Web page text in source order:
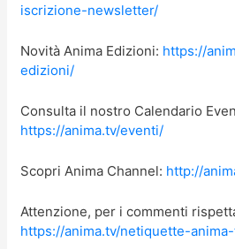
iscrizione-newsletter/
Novità Anima Edizioni: https://
edizioni/
Consulta il nostro Calendario
https://anima.tv/eventi/
Scopri Anima Channel: http://
Attenzione, per i commenti
https://anima.tv/netiquette-